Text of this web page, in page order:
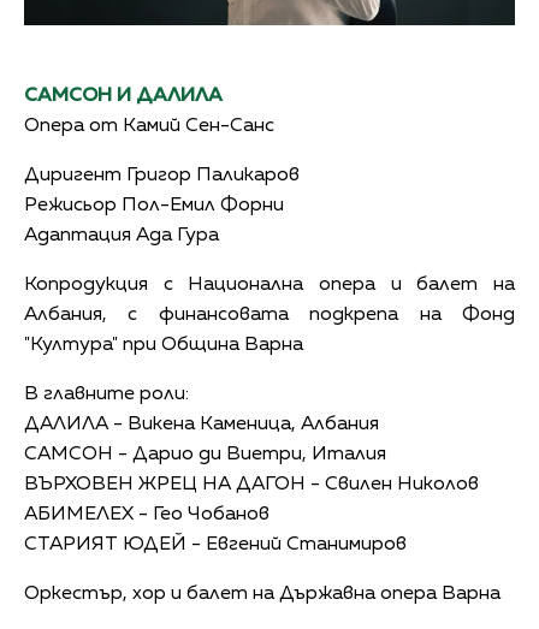
САМСОН И ДАЛИЛА
Опера от Камий Сен-Санс
Диригент Григор Паликаров
Режисьор Пол-Емил Форни
Адаптация Ада Гура
Копродукция с Национална опера и балет на
Албания, с финансовата подкрепа на Фонд
"Култура" при Община Варна
В главните роли:
ДАЛИЛА - Викена Каменица, Албания
САМСОН - Дарио ди Виетри, Италия
ВЪРХОВЕН ЖРЕЦ НА ДАГОН - Свилен Николов
АБИМЕЛЕХ - Гео Чобанов
СТАРИЯТ ЮДЕЙ - Евгений Станимиров
Оркестър, хор и балет на Държавна опера Варна